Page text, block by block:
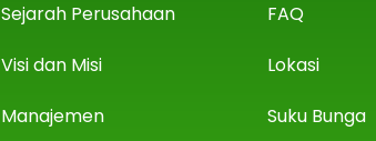
Sejarah Perusahaan
Visi dan Misi
Manajemen
FAQ
Lokasi
Suku Bunga